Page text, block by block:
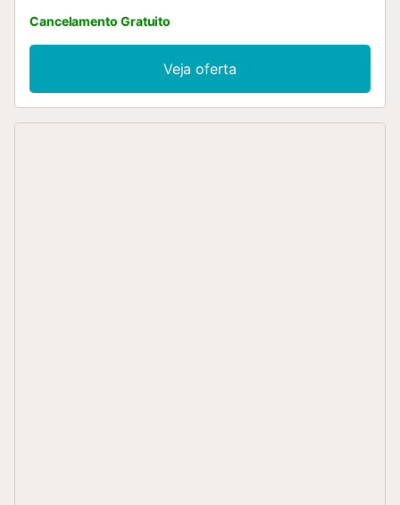
Cancelamento Gratuito
Veja oferta